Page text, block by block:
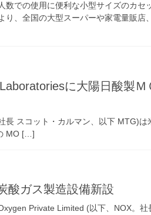
での使用に便利な小型サイズのカセ
、全国の大型スーパーや家電量販店
に大陽日酸製Ｍ
スコット・カルマン、以下 MTG)は
MO […]
酸ガス製造設備新設
Private Limited (以下、NOX。社